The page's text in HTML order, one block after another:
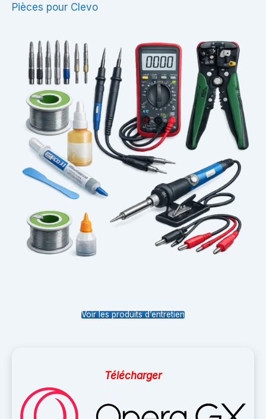
Pièces pour Clevo
Voir les produits d’entretien
Télécharger